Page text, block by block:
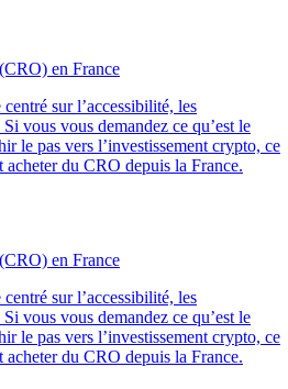
en France
sur l’accessibilité, les
vous vous demandez ce qu’est le
le pas vers l’investissement crypto, ce
du CRO depuis la France.
en France
sur l’accessibilité, les
vous vous demandez ce qu’est le
le pas vers l’investissement crypto, ce
du CRO depuis la France.